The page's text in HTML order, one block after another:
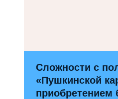
Сложности с
«Пушкинской
приобретением